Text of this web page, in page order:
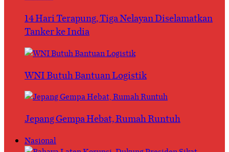
14 Hari Terapung, Tiga Nelayan Diselamatkan
Tanker ke India
WNI Butuh Bantuan Logistik
Jepang Gempa Hebat, Rumah Runtuh
Nasional